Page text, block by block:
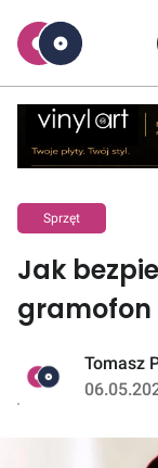
Sprzęt
Jak
gramofon
Tomasz